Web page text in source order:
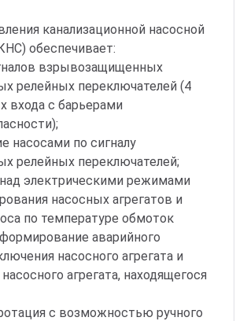
канализационной насосной
обеспечивает:
взрывозащищенных
релейных переключателей (4
входа с барьерами
насосами по сигналу
релейных переключателей;
над электрическими режимами
насосных агрегатов и
по температуре обмоток
аварийного
насосного агрегата и
агрегата, находящегося
с возможностью ручного